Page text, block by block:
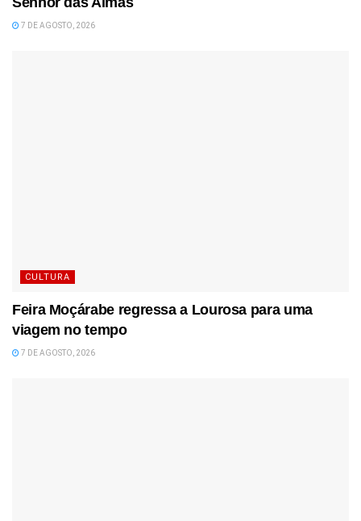
7 DE AGOSTO, 2026
CULTURA
Feira Moçárabe regressa a Lourosa para uma
viagem no tempo
7 DE AGOSTO, 2026